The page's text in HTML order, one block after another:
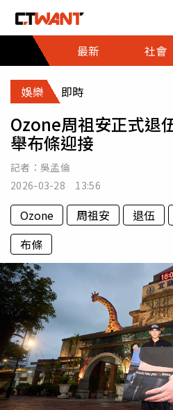
最新
社會
娛樂 即時
Ozone周祖安正式
舉布條迎接
記者： 吳孟倫
2026-03-28 13:56
Ozone 周祖安 退伍
布條